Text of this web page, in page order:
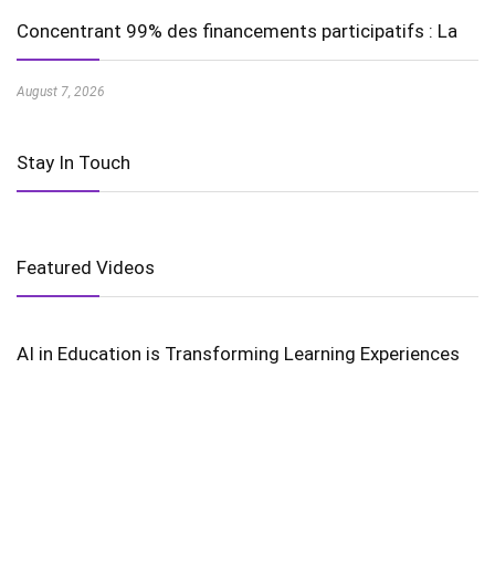
Concentrant 99% des financements participatifs : La
August 7, 2026
Stay In Touch
Featured Videos
AI in Education is Transforming Learning Experiences